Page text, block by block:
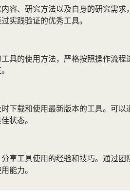
容、研究方法以及自身的研究需
实践验证的优秀工具。
具的使用方法，严格按照操作流
下载和使用最新版本的工具。可
状态。
享工具使用的经验和技巧。通过
能力。